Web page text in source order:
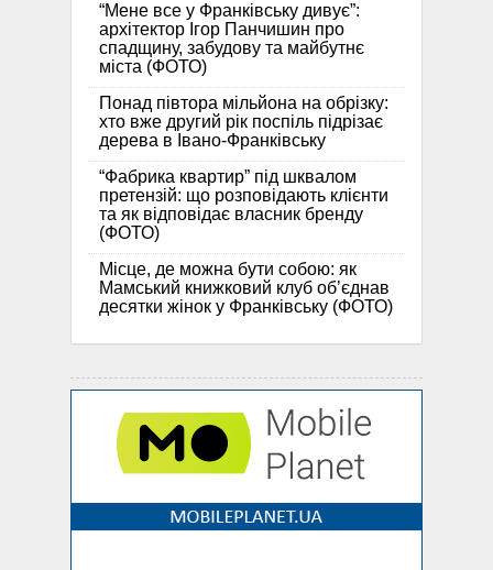
“Мене все у Франківську дивує”:
архітектор Ігор Панчишин про
спадщину, забудову та майбутнє
міста (ФОТО)
Понад півтора мільйона на обрізку:
хто вже другий рік поспіль підрізає
дерева в Івано-Франківську
“Фабрика квартир” під шквалом
претензій: що розповідають клієнти
та як відповідає власник бренду
(ФОТО)
Місце, де можна бути собою: як
Мамський книжковий клуб об’єднав
десятки жінок у Франківську (ФОТО)